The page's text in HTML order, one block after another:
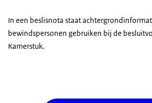
In een beslisnota staat
bewindspersonen gebruiken bij de
Kamerstuk.